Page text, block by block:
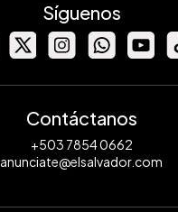
Síguenos
Contáctanos
+503 7854 0662
anunciate@elsalvador.com